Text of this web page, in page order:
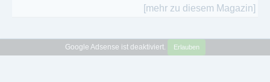
[mehr zu diesem Magazin]
Google Adsense ist deaktiviert. Erlauben